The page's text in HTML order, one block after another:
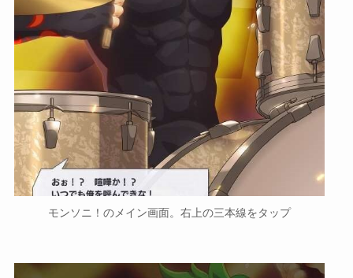
モンソニ！のメイン画面。右上の三本線をタップ